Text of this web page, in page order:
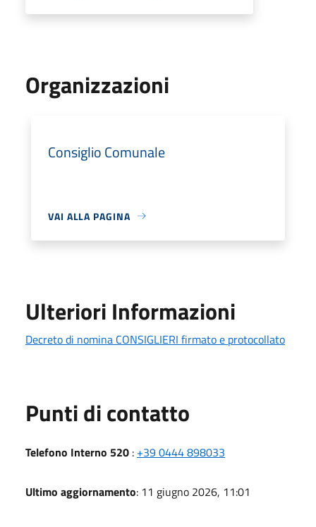
Organizzazioni
Consiglio Comunale
VAI ALLA PAGINA
Ulteriori Informazioni
Decreto di nomina CONSIGLIERI firmato e protocollato
Punti di contatto
Telefono Interno 520 : +39 0444 898033
Ultimo aggiornamento: 11 giugno 2026, 11:01